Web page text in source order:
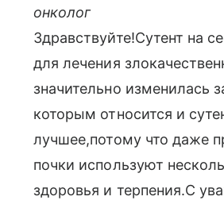
онколог
Здравствуйте!Сутент на
для лечения
значительно изменилась
которым относится и
лучшее,потому что даже
почки используют
здоровья и терпения.С